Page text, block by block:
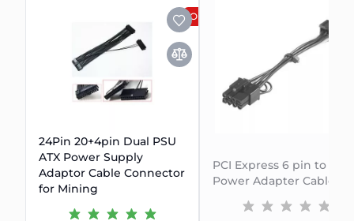
OFERTA
24Pin 20+4pin Dual PSU
ATX Power Supply
Adaptor Cable Connector
for Mining
PCI Express 6 pin to 8
Power Adapter Cable